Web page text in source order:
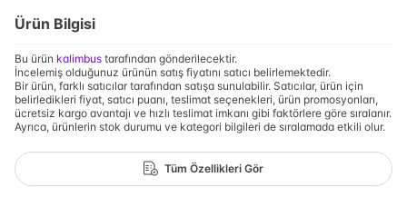
Ürün Bilgisi
Bu ürün kalimbus tarafından gönderilecektir.
İncelemiş olduğunuz ürünün satış fiyatını satıcı belirlemektedir.
Bir ürün, farklı satıcılar tarafından satışa sunulabilir. Satıcılar, ürün için
belirledikleri fiyat, satıcı puanı, teslimat seçenekleri, ürün promosyonları,
ücretsiz kargo avantajı ve hızlı teslimat imkanı gibi faktörlere göre sıralanır.
Ayrıca, ürünlerin stok durumu ve kategori bilgileri de sıralamada etkili olur.
Tüm Özellikleri Gör